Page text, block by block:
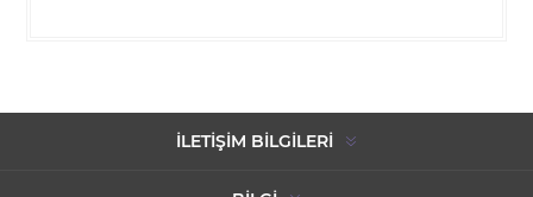
İLETIŞIM BILGILERI